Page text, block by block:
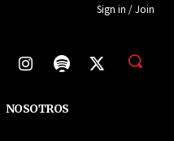
Sign in / Join
NOSOTROS